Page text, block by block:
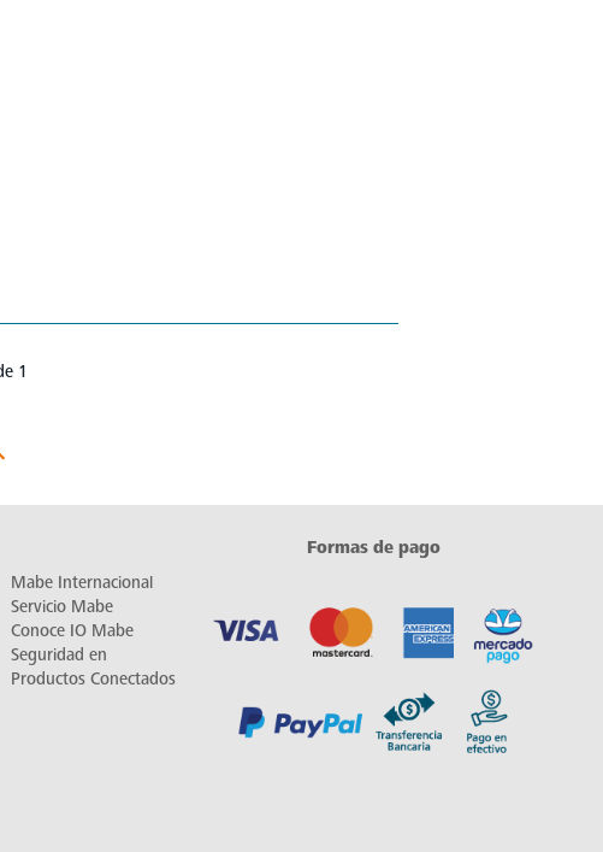
1
Mabe Internacional
Servicio Mabe
Conoce IO Mabe
Seguridad en
Productos Conectados
Formas de pago